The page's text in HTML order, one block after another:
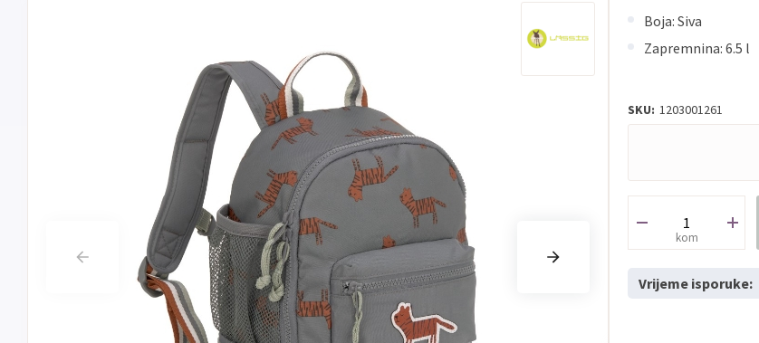
Boja: Siva
Zapremnina: 6.5 l
SKU: 1203001261
kom
Vrijeme isporuke: